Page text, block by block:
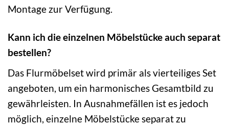
Montage zur Verfügung.
Kann ich die einzelnen Möbelstücke auch separat
bestellen?
Das Flurmöbelset wird primär als vierteiliges Set
angeboten, um ein harmonisches Gesamtbild zu
gewährleisten. In Ausnahmefällen ist es jedoch
möglich, einzelne Möbelstücke separat zu